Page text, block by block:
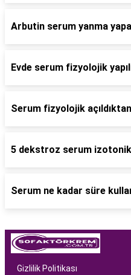
Arbutin serum yanma
Evde serum fizyolojik
Serum fizyolojik
5 dekstroz serum
Serum ne kadar süre
Gizlilik Politikası